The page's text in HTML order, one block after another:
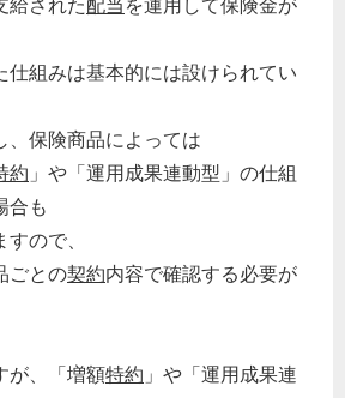
れた配当 を運用して保険金が
は基本的には設けられてい
商品によっては
約 」や「運用成果連動型」の仕組
合も
で、
の契約内容で確認する必要が
、「増額特約 」や「運用成果連